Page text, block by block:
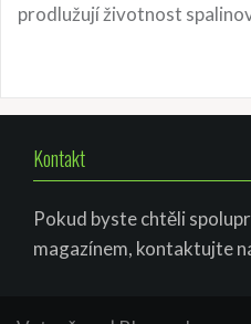
prodlužují životnost
Kontakt
Pokud byste chtěli
magazínem, kontaktujte